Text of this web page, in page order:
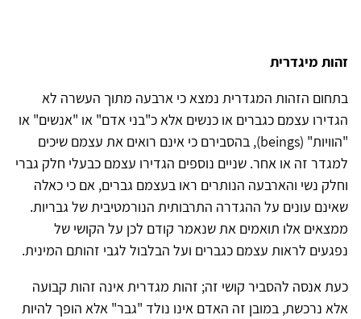
זהות מיגדרית
בתחום הזהות המגדרית נמצא כי ארבעה מתוך העשרה לא
הגדירו עצמם כגברים או כנשים אלא כ"בני אדם" או "אנשים" או
"הוויות" (beings)
, בהסבירם כי אינם רואים את עצמם שיכים
למגדר זה או אחר. שניים נוספים הגדירו עצמם כבעלי חלק גברי
וחלק נשי והארבעה הנותרים ראו בעצמם גברים, אם כי כאלה
שאינם עונים על ההגדרה התרבותית הנורמטיבית של גבריות.
ממצאים אלו תואמים את שנאמר קודם לכן על הקושי של
נפגעים לראות עצמם כגברים ועל הבלבול לגבי זהותם המינית.
כעת אנסה להסביר קושי זה; זהות מגדרית אינה זהות קבועה
אלא נרכשת, במובן זה האדם אינו נולד "גבר" אלא הופך להיות